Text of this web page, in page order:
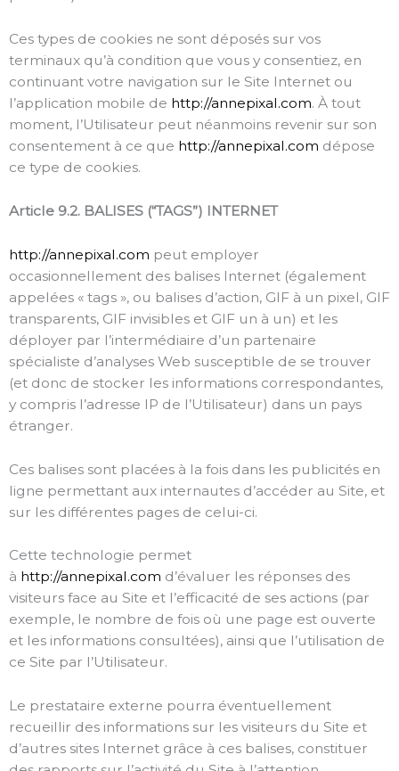
Ces types de cookies ne sont déposés sur vos
terminaux qu’à condition que vous y consentiez, en
continuant votre navigation sur le Site Internet ou
l’application mobile de http://annepixal.com. À tout
moment, l’Utilisateur peut néanmoins revenir sur son
consentement à ce que http://annepixal.com dépose
ce type de cookies.
Article 9.2. BALISES (“TAGS”) INTERNET
http://annepixal.com peut employer
occasionnellement des balises Internet (également
appelées « tags », ou balises d’action, GIF à un pixel, GIF
transparents, GIF invisibles et GIF un à un) et les
déployer par l’intermédiaire d’un partenaire
spécialiste d’analyses Web susceptible de se trouver
(et donc de stocker les informations correspondantes,
y compris l’adresse IP de l’Utilisateur) dans un pays
étranger.
Ces balises sont placées à la fois dans les publicités en
ligne permettant aux internautes d’accéder au Site, et
sur les différentes pages de celui-ci.
Cette technologie permet
à http://annepixal.com d’évaluer les réponses des
visiteurs face au Site et l’efficacité de ses actions (par
exemple, le nombre de fois où une page est ouverte
et les informations consultées), ainsi que l’utilisation de
ce Site par l’Utilisateur.
Le prestataire externe pourra éventuellement
recueillir des informations sur les visiteurs du Site et
d’autres sites Internet grâce à ces balises, constituer